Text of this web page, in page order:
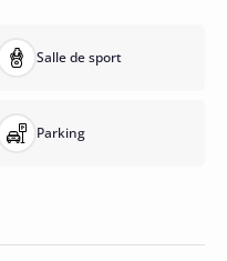
Salle de sport
Parking